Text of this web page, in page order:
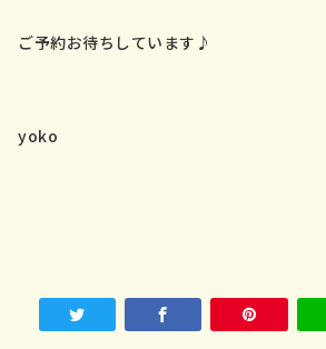
ご予約お待ちしています♪
yoko